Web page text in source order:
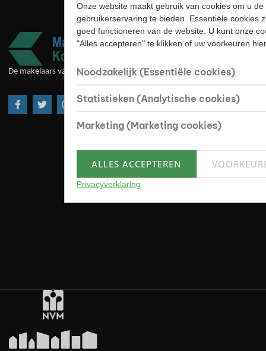
De makelaars van goede huize
Onze website maakt gebruik van cookies om u
gebruikerservaring te bieden. Essentiële cookies
goed functioneren van de website. U kunt onze
"Alles accepteren" te klikken of uw voorkeuren
Noodzakelijk (Essentiële cookies)
Statistieken (Analytische cookies)
Marketing (Marketing cookies)
ALLES ACCEPTEREN
Privacyverklaring